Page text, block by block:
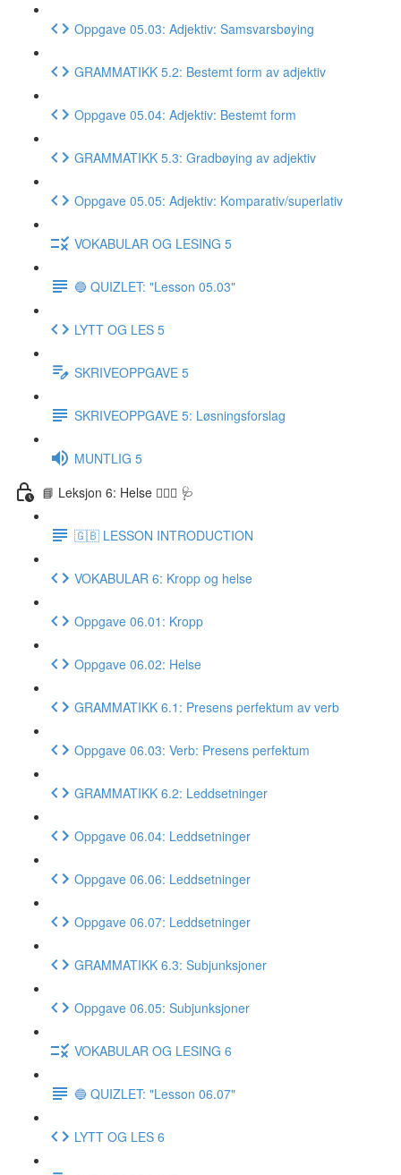
Oppgave 05.03: Adjektiv: Samsvarsbøying
GRAMMATIKK 5.2: Bestemt form av adjektiv
Oppgave 05.04: Adjektiv: Bestemt form
GRAMMATIKK 5.3: Gradbøying av adjektiv
Oppgave 05.05: Adjektiv: Komparativ/superlativ
VOKABULAR OG LESING 5
🔵 QUIZLET: "Lesson 05.03"
LYTT OG LES 5
SKRIVEOPPGAVE 5
SKRIVEOPPGAVE 5: Løsningsforslag
MUNTLIG 5
📘 Leksjon 6: Helse 🏃🏻‍♀️ 🩺
🇬🇧 LESSON INTRODUCTION
VOKABULAR 6: Kropp og helse
Oppgave 06.01: Kropp
Oppgave 06.02: Helse
GRAMMATIKK 6.1: Presens perfektum av verb
Oppgave 06.03: Verb: Presens perfektum
GRAMMATIKK 6.2: Leddsetninger
Oppgave 06.04: Leddsetninger
Oppgave 06.06: Leddsetninger
Oppgave 06.07: Leddsetninger
GRAMMATIKK 6.3: Subjunksjoner
Oppgave 06.05: Subjunksjoner
VOKABULAR OG LESING 6
🔵 QUIZLET: "Lesson 06.07"
LYTT OG LES 6